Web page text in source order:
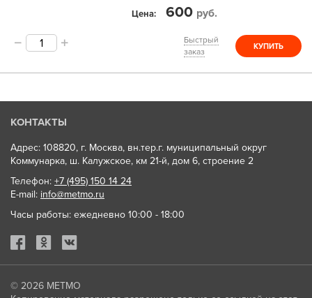
Цена 600 руб.
Быстрый
заказ
КУПИТЬ
КОНТАКТЫ
Адрес: 108820, г. Москва, вн.тер.г. муниципальный округ
Коммунарка, ш. Калужское, км 21-й, дом 6, строение 2
Телефон: +7 (495) 150 14 24
E-mail: info@metmo.ru
Часы работы: ежедневно 10:00 - 18:00
© 2026 МЕТМО